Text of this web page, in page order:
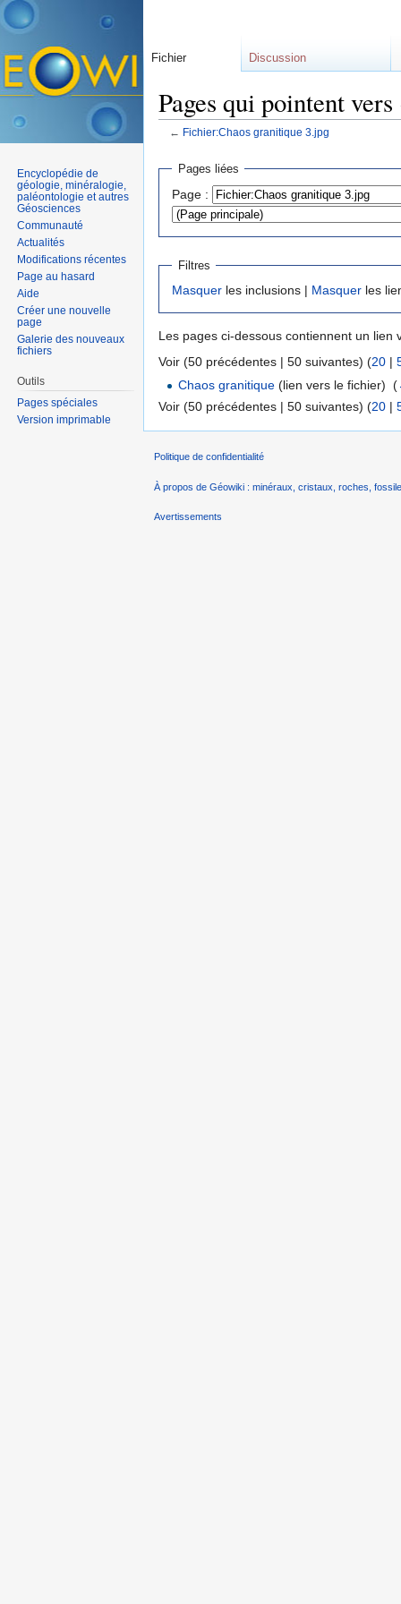
Pages qui pointent
← Fichier:Chaos granitique 3.jpg
Pages liées
Page :
Filtres
Masquer les inclusions | Masquer les
Les pages ci-dessous contiennent un lien
Voir (50 précédentes | 50 suivantes) (20 |
Chaos granitique (lien vers le fichier) ‎(
Voir (50 précédentes | 50 suivantes) (20 |
Fichier Discussion
Encyclopédie de
géologie, minéralogie,
paléontologie et autres
Géosciences
Communauté
Actualités
Modifications récentes
Page au hasard
Aide
Créer une nouvelle
page
Galerie des nouveaux
fichiers
Outils
Pages spéciales
Version imprimable
Politique de confidentialité
À propos de Géowiki : minéraux, cristaux, roches,
Avertissements